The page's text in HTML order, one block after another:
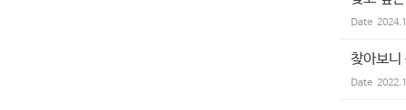
Date
찾아보니
Date